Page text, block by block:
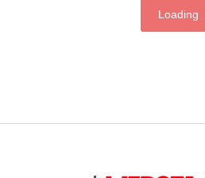
Loading